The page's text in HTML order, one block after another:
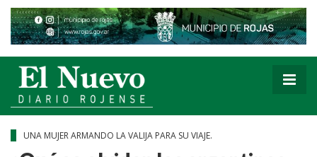
UNA MUJER ARMANDO LA VALIJA PARA SU VIAJE.